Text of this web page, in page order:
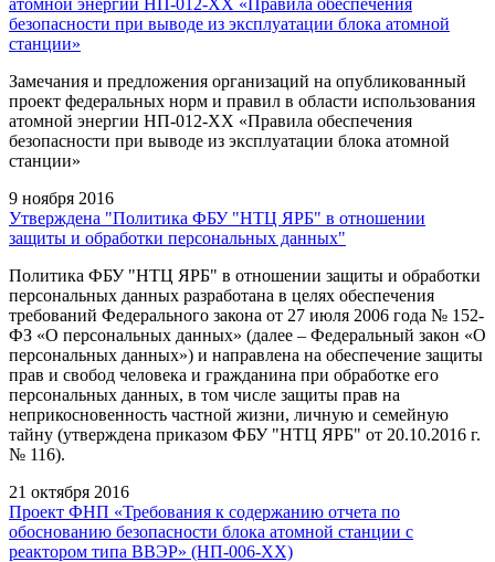
атомной энергии НП-012-ХХ «Правила обеспечения
безопасности при выводе из эксплуатации блока атомной
станции»
Замечания и предложения организаций на опубликованный
проект федеральных норм и правил в области использования
атомной энергии НП-012-ХХ «Правила обеспечения
безопасности при выводе из эксплуатации блока атомной
станции»
9 ноября 2016
Утверждена "Политика ФБУ "НТЦ ЯРБ" в отношении
защиты и обработки персональных данных"
Политика ФБУ "НТЦ ЯРБ" в отношении защиты и обработки
персональных данных разработана в целях обеспечения
требований Федерального закона от 27 июля 2006 года № 152-
ФЗ «О персональных данных» (далее – Федеральный закон «О
персональных данных») и направлена на обеспечение защиты
прав и свобод человека и гражданина при обработке его
персональных данных, в том числе защиты прав на
неприкосновенность частной жизни, личную и семейную
тайну (утверждена приказом ФБУ "НТЦ ЯРБ" от 20.10.2016 г.
№ 116).
21 октября 2016
Проект ФНП «Требования к содержанию отчета по
обоснованию безопасности блока атомной станции с
реактором типа ВВЭР» (НП-006-XX)